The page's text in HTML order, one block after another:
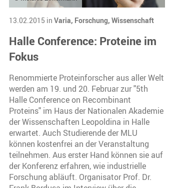
13.02.2015 in Varia, Forschung, Wissenschaft
Halle Conference: Proteine im
Fokus
Renommierte Proteinforscher aus aller Welt
werden am 19. und 20. Februar zur "5th
Halle Conference on Recombinant
Proteins" im Haus der Nationalen Akademie
der Wissenschaften Leopoldina in Halle
erwartet. Auch Studierende der MLU
können kostenfrei an der Veranstaltung
teilnehmen. Aus erster Hand können sie auf
der Konferenz erfahren, wie industrielle
Forschung abläuft. Organisator Prof. Dr.